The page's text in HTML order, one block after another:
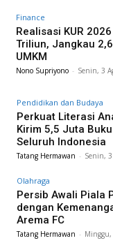
Finance
Realisasi KUR
Triliun, Jangkau
UMKM
Nono Supriyono - Senin, 3
Pendidikan dan Budaya
Perkuat Literasi
Kirim 5,5 Juta
Seluruh Indonesia
Tatang Hermawan - Senin,
Olahraga
Persib Awali Piala
dengan
Arema FC
Tatang Hermawan -